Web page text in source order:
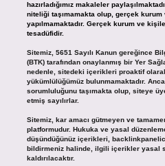
hazırladığımız makaleler
niteliği taşımamakta olup, gerçek kurum
yapılmamaktadır. Gerçek kurum ve
tesadüfidir.
Sitemiz, 5651 Sayılı Kanun gereğince
(BTK) tarafından onaylanmış bir Yer
nedenle, sitedeki içerikleri proaktif
yükümlülüğümüz bulunmamaktadır.
sorumluluğunu taşımakta olup, siteye
etmiş sayılırlar.
Sitemiz, kar amacı gütmeyen ve
platformudur. Hukuka ve yasal
düşündüğünüz içerikleri,
bildirmeniz halinde, ilgili içerikler yasal
kaldırılacaktır.